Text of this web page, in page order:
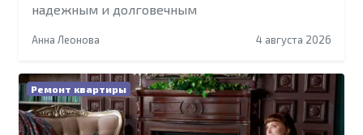
надежным и долговечным
Анна Леонова 4 августа 2026
Ремонт квартиры